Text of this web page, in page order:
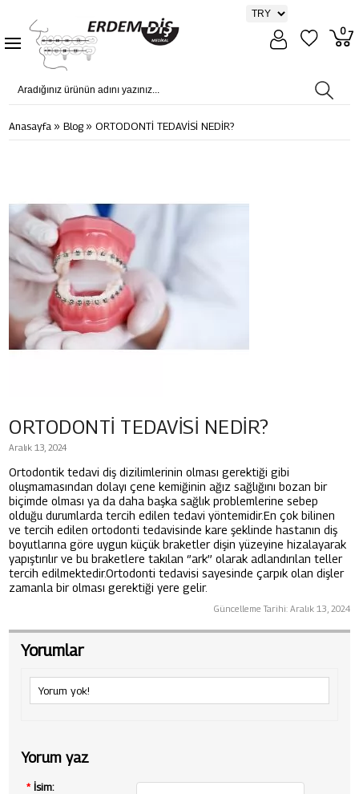
0
Anasayfa » Blog » ORTODONTİ TEDAVİSİ NEDİR?
ORTODONTİ TEDAVİSİ NEDİR?
Aralık 13, 2024
Ortodontik tedavi diş dizilimlerinin olması gerektiği gibi
oluşmamasından dolayı çene kemiğinin ağız sağlığını bozan bir
biçimde olması ya da daha başka sağlık problemlerine sebep
olduğu durumlarda tercih edilen tedavi yöntemidir.En çok bilinen
ve tercih edilen ortodonti tedavisinde kare şeklinde hastanın diş
boyutlarına göre uygun küçük braketler dişin yüzeyine hizalayarak
yapıştırılır ve bu braketlere takılan ‘’ark’’ olarak adlandırılan teller
tercih edilmektedir.Ortodonti tedavisi sayesinde çarpık olan dişler
zamanla bir olması gerektiği yere gelir.
Güncelleme Tarihi: Aralık 13, 2024
Yorumlar
Yorum yok!
Yorum yaz
* İsim: